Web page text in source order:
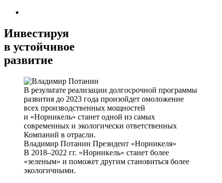
Инвестируя
в устойчивое
развитие
В результате реализации долгосрочной программы
развития до 2023 года произойдет омоложение
всех производственных мощностей
и «Норникель» станет одной из самых
современных и экологически ответственных
Компаний в отрасли.
Владимир Потанин Президент «Норникеля»
В 2018–2022 гг. «Норникель» станет более
«зеленым» и поможет другим становиться более
экологичными.